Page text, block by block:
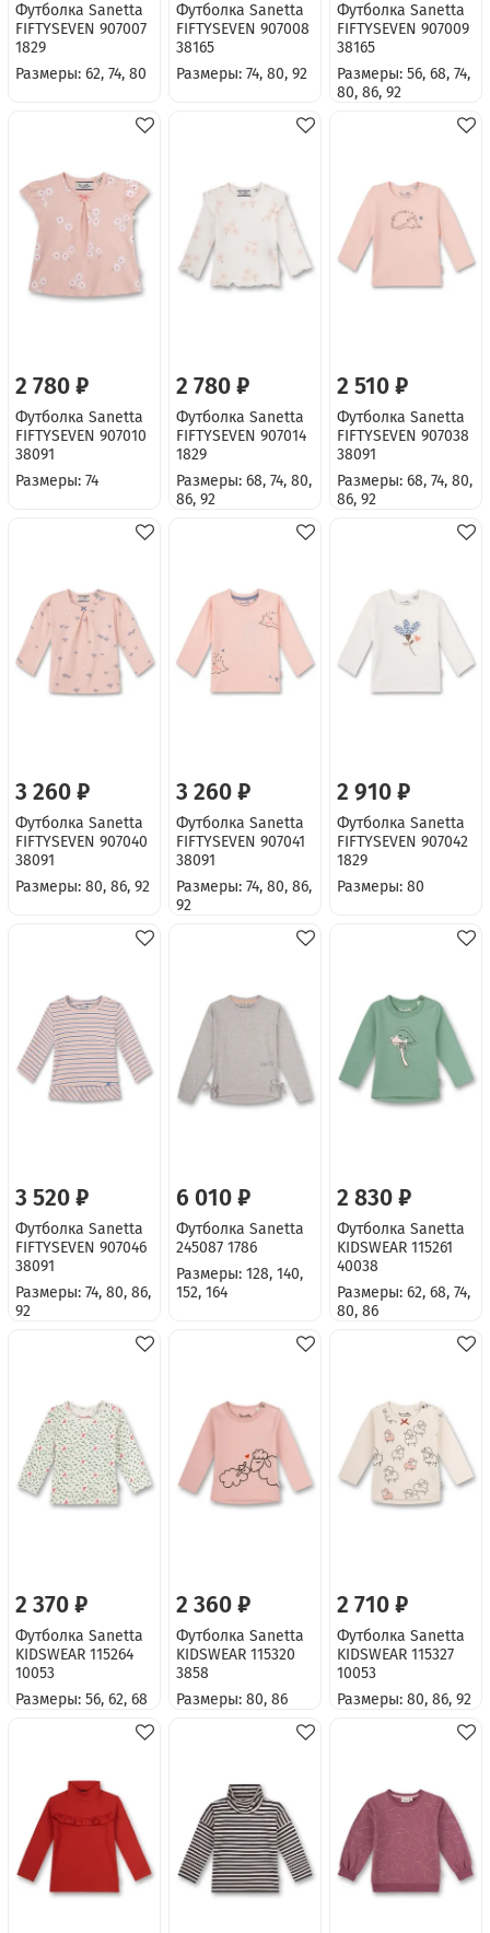
Футболка Sanetta
FIFTYSEVEN 907007
1829
Размеры: 62, 74, 80
Футболка Sanetta
FIFTYSEVEN 907008
38165
Размеры: 74, 80, 92
Футболка Sanetta
FIFTYSEVEN 907009
38165
Размеры: 56, 68, 74,
80, 86, 92
2 780 ₽
Футболка Sanetta
FIFTYSEVEN 907010
38091
Размеры: 74
2 780 ₽
Футболка Sanetta
FIFTYSEVEN 907014
1829
Размеры: 68, 74, 80,
86, 92
2 510 ₽
Футболка Sanetta
FIFTYSEVEN 907038
38091
Размеры: 68, 74, 80,
86, 92
3 260 ₽
Футболка Sanetta
FIFTYSEVEN 907040
38091
Размеры: 80, 86, 92
3 260 ₽
Футболка Sanetta
FIFTYSEVEN 907041
38091
Размеры: 74, 80, 86,
92
2 910 ₽
Футболка Sanetta
FIFTYSEVEN 907042
1829
Размеры: 80
3 520 ₽
Футболка Sanetta
FIFTYSEVEN 907046
38091
Размеры: 74, 80, 86,
92
6 010 ₽
Футболка Sanetta
245087 1786
Размеры: 128, 140,
152, 164
2 830 ₽
Футболка Sanetta
KIDSWEAR 115261
40038
Размеры: 62, 68, 74,
80, 86
2 370 ₽
Футболка Sanetta
KIDSWEAR 115264
10053
Размеры: 56, 62, 68
2 360 ₽
Футболка Sanetta
KIDSWEAR 115320
3858
Размеры: 80, 86
2 710 ₽
Футболка Sanetta
KIDSWEAR 115327
10053
Размеры: 80, 86, 92